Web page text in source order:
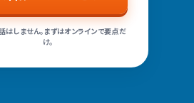
しません。まずはオンラインで要点だ
け。